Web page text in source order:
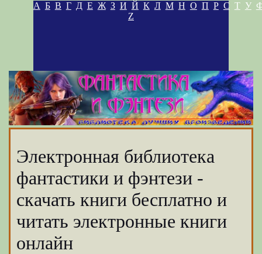
А Б В Г Д Е Ж З И Й К Л М Н О П Р С Т У
Z
Электронная библиотека
фантастики и фэнтези -
скачать книги бесплатно и
читать электронные книги
онлайн